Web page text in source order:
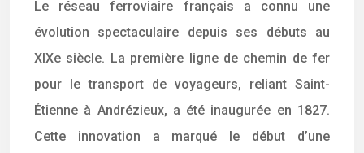
Le réseau ferroviaire français a connu une
évolution spectaculaire depuis ses débuts au
XIXe siècle. La première ligne de chemin de fer
pour le transport de voyageurs, reliant Saint-
Étienne à Andrézieux, a été inaugurée en 1827.
Cette innovation a marqué le début d’une